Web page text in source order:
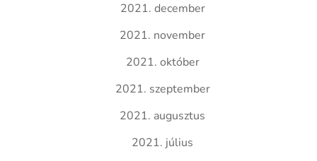
2021. december
2021. november
2021. október
2021. szeptember
2021. augusztus
2021. július